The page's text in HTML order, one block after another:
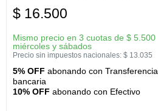
$ 16.500
Mismo precio en 3 cuotas de $ 5.500
miércoles y sábados
Precio sin impuestos nacionales: $ 13.035
5% OFF abonando con Transferencia
bancaria
10% OFF abonando con Efectivo